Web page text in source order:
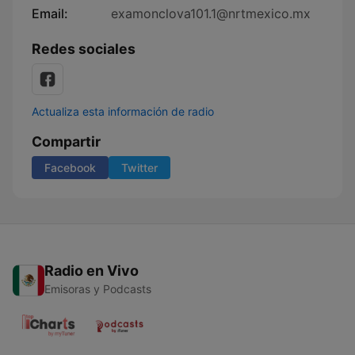
Email:
examonclova101.1@nrtmexico.mx
Redes sociales
Actualiza esta información de radio
Compartir
Facebook Twitter
Radio en Vivo
Emisoras y Podcasts